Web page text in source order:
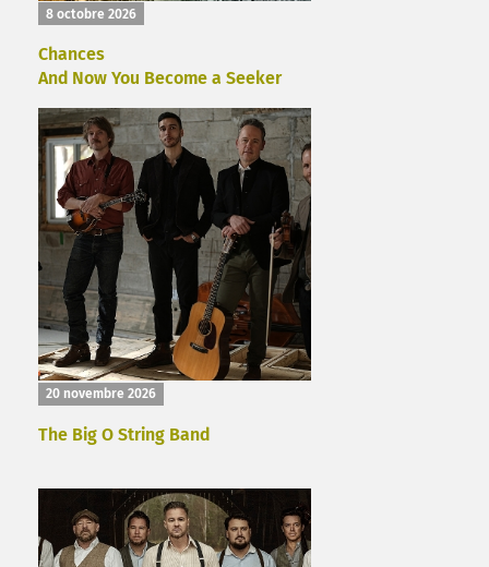
8 octobre 2026
Chances
And Now You Become a Seeker
20 novembre 2026
The Big O String Band